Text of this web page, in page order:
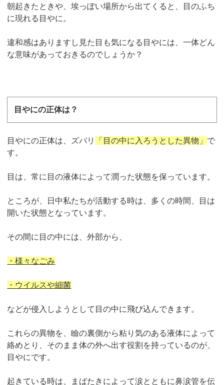
朝起きたときや、埃っぽい場所から出てくると、目のふち
に現れる目やに。
違和感はありますし見た目も気になる目やには、一体どん
な意味があっておきるのでしょうか？
目やにの正体は？
目やにの正体は、ズバリ 「目の中に入ろうとした異物」 で
す。
目は、常に目の液体によって潤った状態を保っています。
ところが、日中私たちが活動する時は、多くの時間、目は
開いた状態となっています。
その間に目の中には、外部から、
・様々なごみ
・ウイルスや細菌
などが侵入しようとして目の中に飛び込んできます。
これらの異物を、瞼の裏側から粘り気のある液体によって
絡めとり、そのまま体の外へ出す役割を持っているのが、
目やにです。
起きている時は、まばたきによって涙とともに鼻涙管を伝